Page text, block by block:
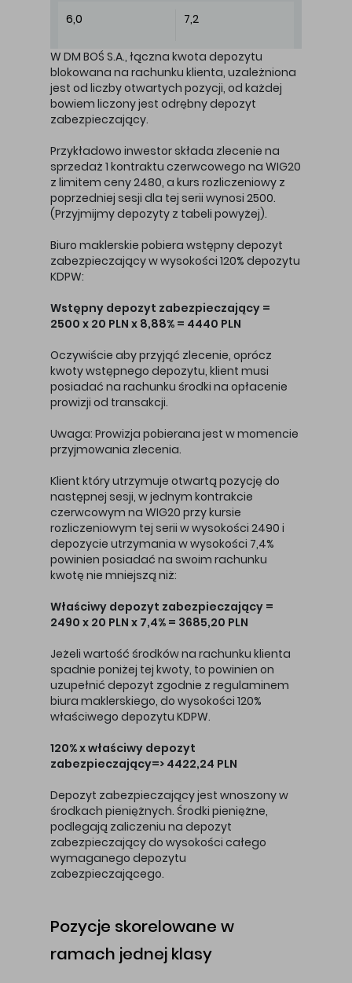
6,0 7,2
W DM BOŚ S.A., łączna kwota depozytu
blokowana na rachunku klienta, uzależniona
jest od liczby otwartych pozycji, od każdej
bowiem liczony jest odrębny depozyt
zabezpieczający.
Przykładowo inwestor składa zlecenie na
sprzedaż 1 kontraktu czerwcowego na WIG20
z limitem ceny 2480, a kurs rozliczeniowy z
poprzedniej sesji dla tej serii wynosi 2500.
(Przyjmijmy depozyty z tabeli powyżej).
Biuro maklerskie pobiera wstępny depozyt
zabezpieczający w wysokości 120% depozytu
KDPW:
Wstępny depozyt zabezpieczający =
2500 x 20 PLN x 8,88% = 4440 PLN
Oczywiście aby przyjąć zlecenie, oprócz
kwoty wstępnego depozytu, klient musi
posiadać na rachunku środki na opłacenie
prowizji od transakcji.
Uwaga: Prowizja pobierana jest w momencie
przyjmowania zlecenia.
Klient który utrzymuje otwartą pozycję do
następnej sesji, w jednym kontrakcie
czerwcowym na WIG20 przy kursie
rozliczeniowym tej serii w wysokości 2490 i
depozycie utrzymania w wysokości 7,4%
powinien posiadać na swoim rachunku
kwotę nie mniejszą niż:
Właściwy depozyt zabezpieczający =
2490 x 20 PLN x 7,4% = 3685,20 PLN
Jeżeli wartość środków na rachunku klienta
spadnie poniżej tej kwoty, to powinien on
uzupełnić depozyt zgodnie z regulaminem
biura maklerskiego, do wysokości 120%
właściwego depozytu KDPW.
120% x właściwy depozyt
zabezpieczający=> 4422,24 PLN
Depozyt zabezpieczający jest wnoszony w
środkach pieniężnych. Środki pieniężne,
podlegają zaliczeniu na depozyt
zabezpieczający do wysokości całego
wymaganego depozytu
zabezpieczającego.
Pozycje skorelowane w
ramach jednej klasy